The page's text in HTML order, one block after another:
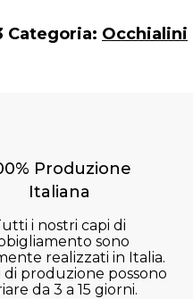
Categoria: Occhialini
Produzione
Italiana
i nostri capi di
sono
realizzati in Italia.
di produzione possono
da 3 a 15 giorni.